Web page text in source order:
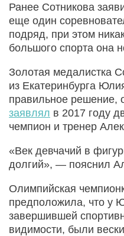
Ранее Сотникова
еще один
подряд, при этом
большого спорта она
Золотая медалистка
из Екатеринбурга
правильное решение,
заявлял в 2017 году
чемпион и тренер
«Век девчачий в
долгий», — пояснил
Олимпийская
предположила, что у
завершившей
видимости, были